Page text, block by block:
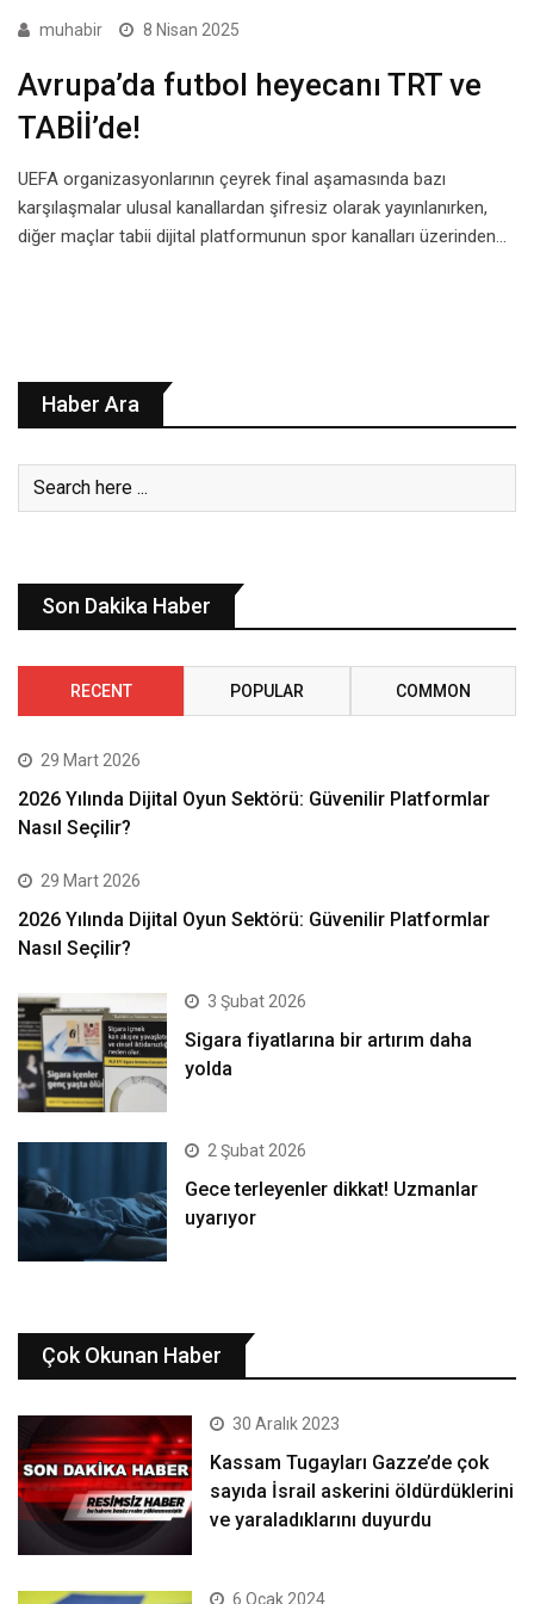
muhabir 8 Nisan 2025
Avrupa’da futbol heyecanı TRT ve
TABİİ’de!
UEFA organizasyonlarının çeyrek final aşamasında bazı
karşılaşmalar ulusal kanallardan şifresiz olarak yayınlanırken,
diğer maçlar tabii dijital platformunun spor kanalları üzerinden…
Haber Ara
Son Dakika Haber
RECENT POPULAR COMMON
29 Mart 2026
2026 Yılında Dijital Oyun Sektörü: Güvenilir Platformlar
Nasıl Seçilir?
29 Mart 2026
2026 Yılında Dijital Oyun Sektörü: Güvenilir Platformlar
Nasıl Seçilir?
3 Şubat 2026
Sigara fiyatlarına bir artırım daha
yolda
2 Şubat 2026
Gece terleyenler dikkat! Uzmanlar
uyarıyor
Çok Okunan Haber
30 Aralık 2023
Kassam Tugayları Gazze’de çok
sayıda İsrail askerini öldürdüklerini
ve yaraladıklarını duyurdu
6 Ocak 2024